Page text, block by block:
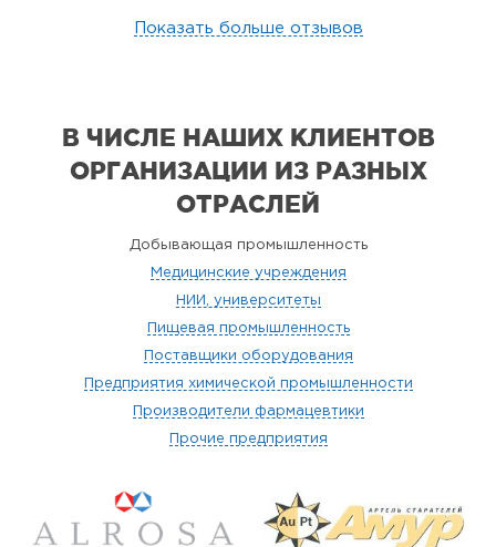
Показать больше отзывов
В ЧИСЛЕ НАШИХ КЛИЕНТОВ
ОРГАНИЗАЦИИ ИЗ РАЗНЫХ
ОТРАСЛЕЙ
Добывающая промышленность
Медицинские учреждения
НИИ, университеты
Пищевая промышленность
Поставщики оборудования
Предприятия химической промышленности
Производители фармацевтики
Прочие предприятия